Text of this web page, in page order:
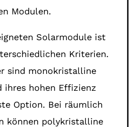
Modulen.
Solarmodule ist
Kriterien.
sind monokristalline
ihres hohen Effizienz
Option. Bei räumlich
können polykristalline